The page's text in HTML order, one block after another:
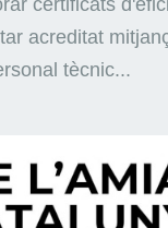
acreditat
tècnic...